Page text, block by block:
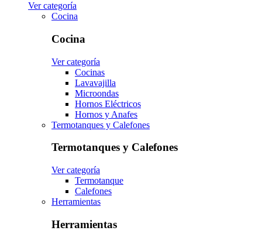
Ver categoría
Cocina
Cocina
Ver categoría
Cocinas
Lavavajilla
Microondas
Hornos Eléctricos
Hornos y Anafes
Termotanques y Calefones
Termotanques y Calefones
Ver categoría
Termotanque
Calefones
Herramientas
Herramientas